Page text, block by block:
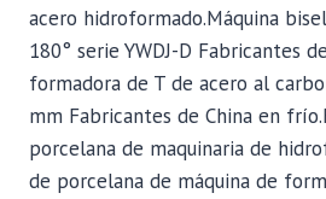
acero hidroformado.Máquina
180° serie YWDJ-D Fabricantes
formadora de T de acero al
mm Fabricantes de China en
porcelana de maquinaria de
de porcelana de máquina de